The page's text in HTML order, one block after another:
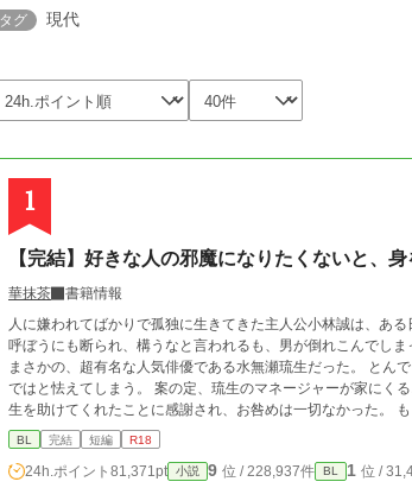
タグ 現代
1
【完結】好きな人の邪魔になりたくないと、
華抹茶
書籍情報
人に嫌われてばかりで孤独に生きてきた主人公小林誠は、ある日
呼ぼうにも断られ、構うなと言われるも、男が倒れこんでしまったこ
まさかの、超有名な人気俳優である水無瀬琉生だった。 とんでもない方法で琉生を介抱した誠は、慰謝料を請求されることになるの
ではと怯えてしまう。 案の定、琉生のマネージャーが家にくることになり、「他言無用」の契約書を交わすことになる。だが逆に琉
生を助けてくれたことに感謝され、お咎めは一切なかった。 もう会うこともないと思っていたが、琉生はまた誠の家を訪ねてきた。
その時の琉生は以前と同じで具合が悪く、またあの方法で助けてほしいと言ってきて―― 超人
まで執筆済み。 ●一日二話ずつ更新します。 ●Rシーンには※あり。 現代BLと三人称の練習で書いた短いお話ですが、最後
き合いいただけると嬉しいです。 よろしくおねがいいたしま
BL 完結 短編 R18
24h.ポイント 81,371pt 小説 9 位 / 228,937件 BL 1 位 /